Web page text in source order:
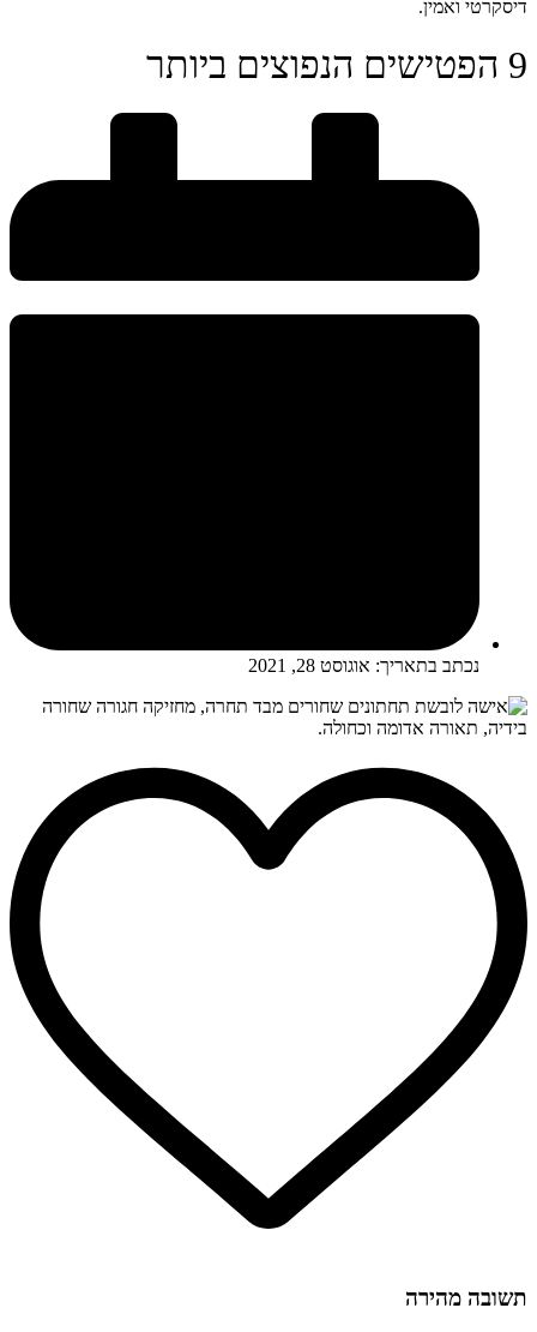
דיסקרטי ואמין.
9 הפטישים הנפוצים ביותר
נכתב בתאריך: אוגוסט 28, 2021
תשובה מהירה